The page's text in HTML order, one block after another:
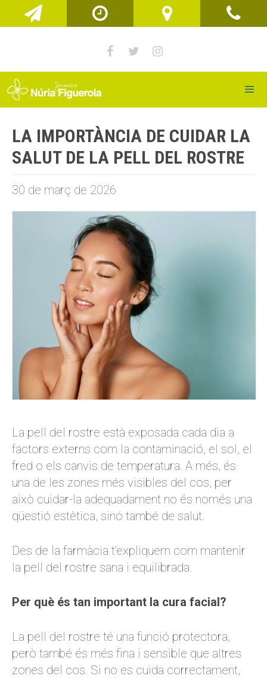
al
LA IMPORTÀNCIA DE CUIDAR LA
SALUT DE LA PELL DEL ROSTRE
30 de març de 2026
La pell del rostre està exposada cada dia a
factors externs com la contaminació, el sol, el
fred o els canvis de temperatura. A més, és
una de les zones més visibles del cos, per
això cuidar-la adequadament no és només una
qüestió estètica, sinó també de salut.
Des de la farmàcia t’expliquem com mantenir
la pell del rostre sana i equilibrada.
Per què és tan important la cura facial?
La pell del rostre té una funció protectora,
però també és més fina i sensible que altres
zones del cos. Si no es cuida correctament,